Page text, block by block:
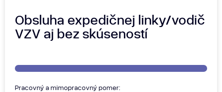
Obsluha expedičnej linky/vodič
VZV aj bez skúseností
Pracovný a mimopracovný pomer: